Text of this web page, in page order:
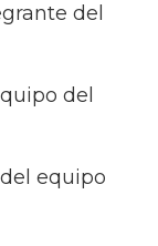
del
del
equipo